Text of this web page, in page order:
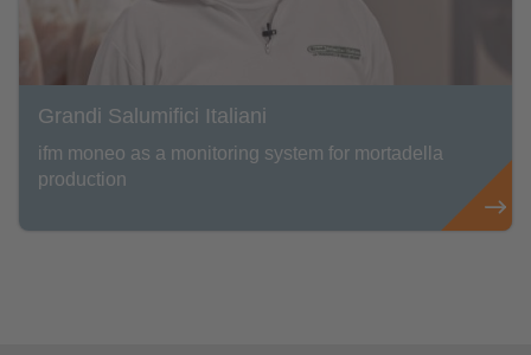
Grandi Salumifici Italiani
ifm moneo as a monitoring system for mortadella
production